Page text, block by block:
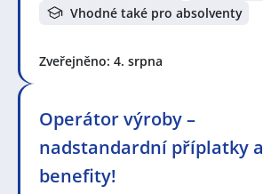
Vhodné také pro absolventy
Zveřejněno: 4. srpna
Operátor výroby –
nadstandardní příplatky a
benefity!